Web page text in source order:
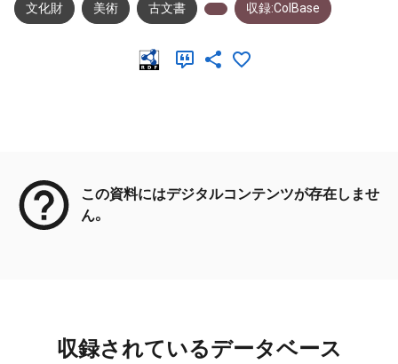
文化財 美術 古文書 収録:ColBase
この資料にはデジタルコンテンツが存在しませ
ん。
収録されているデータベース